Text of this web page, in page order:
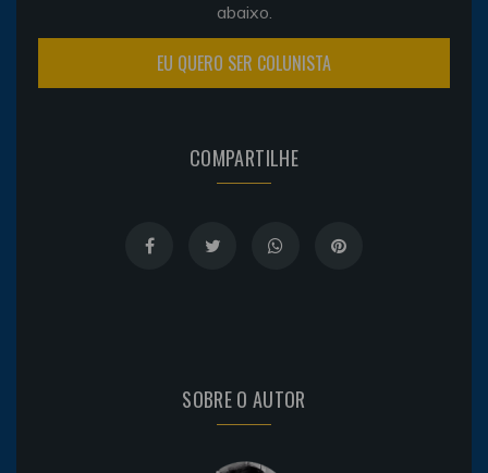
abaixo.
EU QUERO SER COLUNISTA
COMPARTILHE
SOBRE O AUTOR